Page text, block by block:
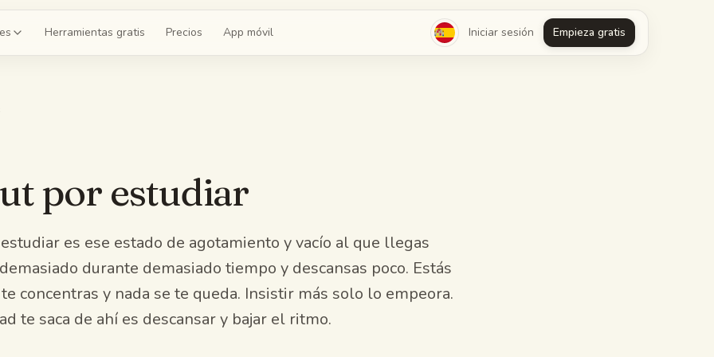
Herramientas gratis Precios App móvil Iniciar sesión Empieza gratis
con IA
de 20 preguntas
toda la unidad
IA
quiz del capítulo 4
por estudiar
es ese estado de agotamiento y vacío al que llegas
durante demasiado tiempo y descansas poco. Estás
concentras y nada se te queda. Insistir más solo lo empeora.
te saca de ahí es descansar y bajar el ritmo.